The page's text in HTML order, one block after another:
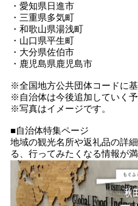
・愛知県日進市
・三重県多気町
・和歌山県湯浅町
・山口県平生町
・大分県佐伯市
・鹿児島県鹿児島市
※全国地方公共団体コードに基
※自治体は今後追加していく予
※写真はイメージです。
■自治体特集ページ
地域の観光名所や返礼品の詳
る、行ってみたくなる情報が満